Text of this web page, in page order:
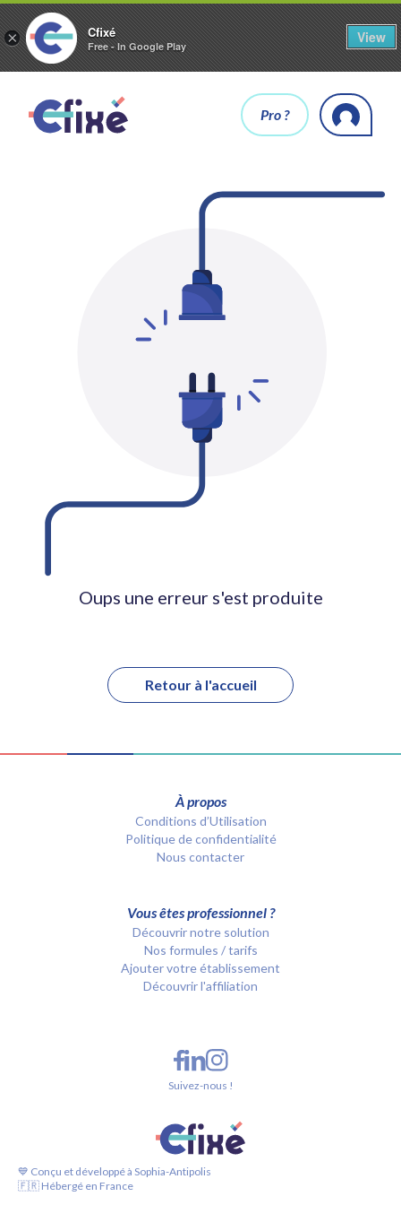
× Cfixé
Free - In Google Play
View
Pro ?
Oups une erreur s'est produite
Retour à l'accueil
À propos
Conditions d’Utilisation
Politique de confidentialité
Nous contacter
Vous êtes professionnel ?
Découvrir notre solution
Nos formules / tarifs
Ajouter votre établissement
Découvrir l'affiliation
💙 Conçu et développé à Sophia-Antipolis
🇫🇷 Hébergé en France
Suivez-nous !